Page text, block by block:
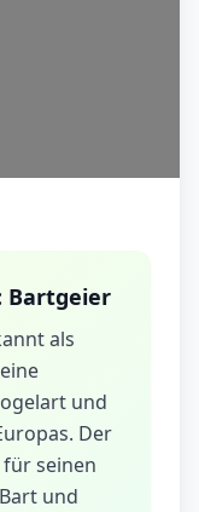
Bartgeier
als
und
Der
seinen
und